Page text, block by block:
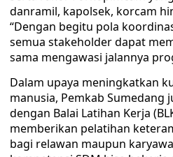
danramil, kapolsek, korcam
“Dengan begitu pola
semua stakeholder dapat
sama mengawasi jalannya
Dalam upaya meningkatkan
manusia, Pemkab Sumedang
dengan Balai Latihan Kerja
memberikan pelatihan
bagi relawan maupun